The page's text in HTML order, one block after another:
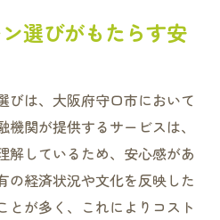
選びがもたらす安
びは、大阪府守口市において
関が提供するサービスは、
解しているため、安心感があ
の経済状況や文化を反映した
とが多く、これによりコスト